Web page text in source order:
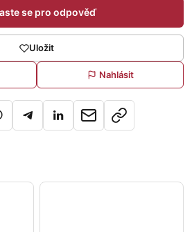
se pro odpověď
Uložit
Nahlásit